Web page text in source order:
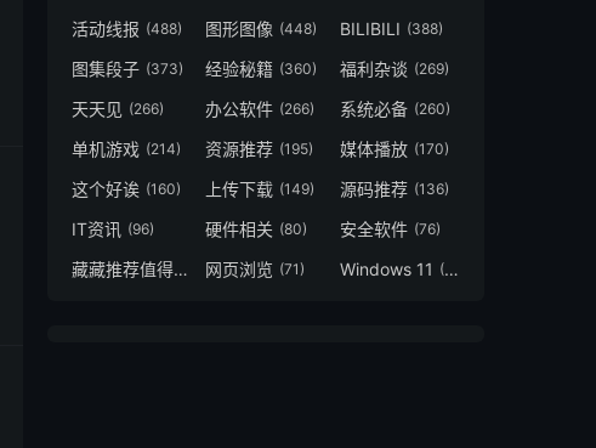
活动线报 (488) 图形图像 (448) BILIBILI (388)
图集段子 (373) 经验秘籍 (360) 福利杂谈 (269)
天天见 (266) 办公软件 (266) 系统必备 (260)
单机游戏 (214) 资源推荐 (195) 媒体播放 (170)
这个好诶 (160) 上传下载 (149) 源码推荐 (136)
IT资讯 (96) 硬件相关 (80) 安全软件 (76)
藏藏推荐值得一看 (73)
网页浏览 (71) Windows 11 (49)